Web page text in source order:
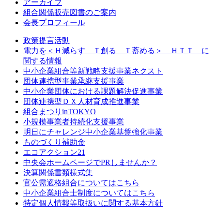
アーカイブ
組合関係販売図書のご案内
会長プロフィール
政策提言活動
電力を＜Ｈ減らす Ｔ創る Ｔ蓄める＞ ＨＴＴ に
関する情報
中小企業組合等新戦略支援事業ネクスト
団体連携型事業承継支援事業
中小企業団体における課題解決促進事業
団体連携型ＤＸ人材育成推進事業
組合まつりinTOKYO
小規模事業者持続化支援事業
明日にチャレンジ中小企業基盤強化事業
ものづくり補助金
エコアクション21
中央会ホームページでPRしませんか？
決算関係書類様式集
官公需適格組合についてはこちら
中小企業組合士制度についてはこちら
特定個人情報等取扱いに関する基本方針